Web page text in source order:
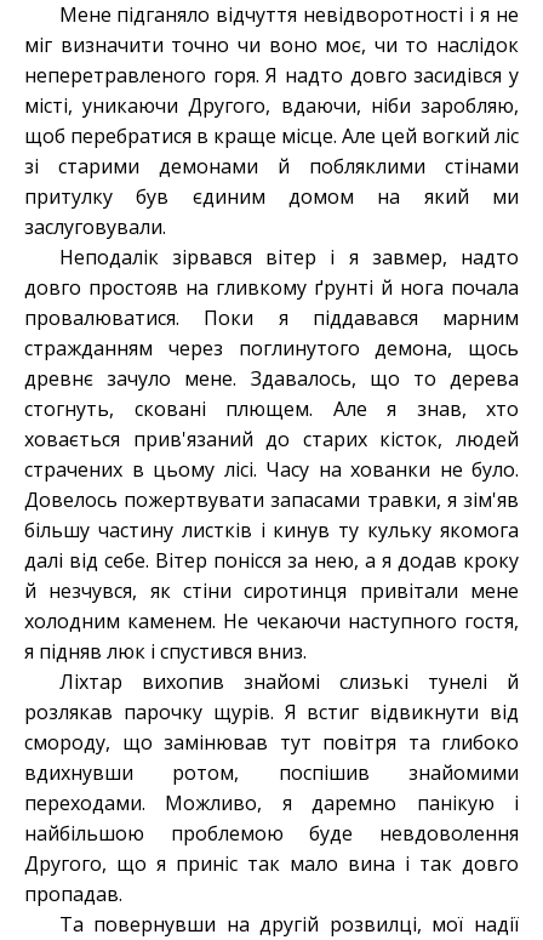
Мене підганяло відчуття невідворотності і я не
міг визначити точно чи воно моє, чи то наслідок
неперетравленого горя. Я надто довго засидівся у
місті, уникаючи Другого, вдаючи, ніби заробляю,
щоб перебратися в краще місце. Але цей вогкий ліс
зі старими демонами й побляклими стінами
притулку був єдиним домом на який ми
заслуговували.
Неподалік зірвався вітер і я завмер, надто
довго простояв на гливкому ґрунті й нога почала
провалюватися. Поки я піддавався марним
стражданням через поглинутого демона, щось
древнє зачуло мене. Здавалось, що то дерева
стогнуть, сковані плющем. Але я знав, хто
ховається прив'язаний до старих кісток, людей
страчених в цьому лісі. Часу на хованки не було.
Довелось пожертвувати запасами травки, я зім'яв
більшу частину листків і кинув ту кульку якомога
далі від себе. Вітер понісся за нею, а я додав кроку
й незчувся, як стіни сиротинця привітали мене
холодним каменем. Не чекаючи наступного гостя,
я підняв люк і спустився вниз.
Ліхтар вихопив знайомі слизькі тунелі й
розлякав парочку щурів. Я встиг відвикнути від
смороду, що замінював тут повітря та глибоко
вдихнувши ротом, поспішив знайомими
переходами. Можливо, я даремно панікую і
найбільшою проблемою буде невдоволення
Другого, що я приніс так мало вина і так довго
пропадав.
Та повернувши на другій розвилці, мої надії